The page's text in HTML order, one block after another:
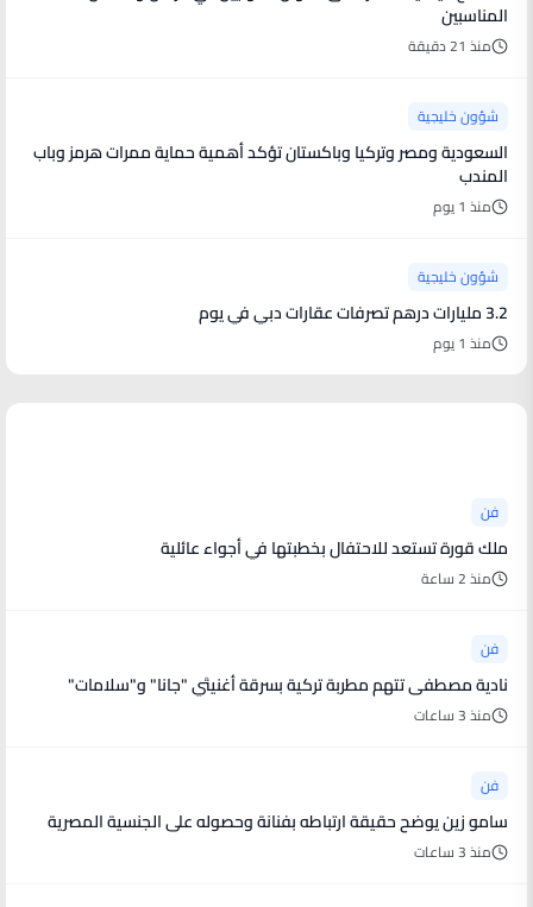
المناسبين
منذ 21 دقيقة
شؤون خليجية
السعودية ومصر وتركيا وباكستان تؤكد أهمية حماية ممرات هرمز وباب
المندب
منذ 1 يوم
شؤون خليجية
3.2 مليارات درهم تصرفات عقارات دبي في يوم
منذ 1 يوم
فن
ملك قورة تستعد للاحتفال بخطبتها في أجواء عائلية
منذ 2 ساعة
فن
نادية مصطفى تتهم مطربة تركية بسرقة أغنيتَي "جانا" و"سلامات"
منذ 3 ساعات
فن
سامو زين يوضح حقيقة ارتباطه بفنانة وحصوله على الجنسية المصرية
منذ 3 ساعات